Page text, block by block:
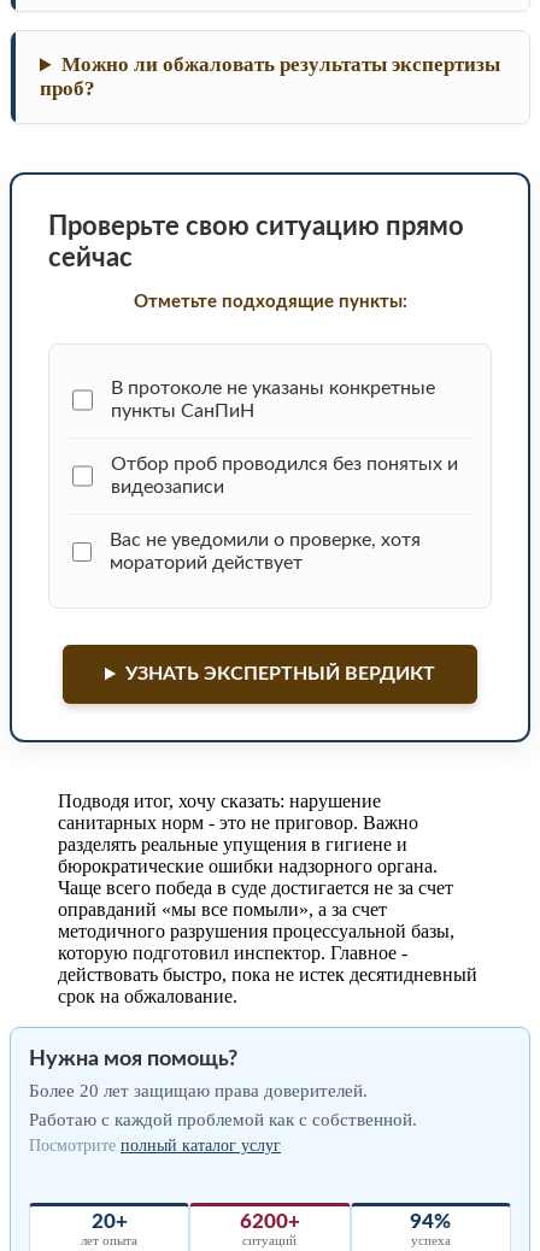
Можно ли обжаловать результаты экспертизы
проб?
Проверьте свою ситуацию прямо
сейчас
Отметьте подходящие пункты:
В протоколе не указаны конкретные
пункты СанПиН
Отбор проб проводился без понятых и
видеозаписи
Вас не уведомили о проверке, хотя
мораторий действует
УЗНАТЬ ЭКСПЕРТНЫЙ ВЕРДИКТ
Подводя итог, хочу сказать: нарушение
санитарных норм - это не приговор. Важно
разделять реальные упущения в гигиене и
бюрократические ошибки надзорного органа.
Чаще всего победа в суде достигается не за счет
оправданий «мы все помыли», а за счет
методичного разрушения процессуальной базы,
которую подготовил инспектор. Главное -
действовать быстро, пока не истек десятидневный
срок на обжалование.
Нужна моя помощь?
Более 20 лет защищаю права доверителей.
Работаю с каждой проблемой как с собственной.
Посмотрите полный каталог услуг
20+
лет опыта
6200+
ситуаций
94%
успеха